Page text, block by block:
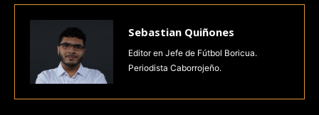
Sebastian Quiñones
Editor en Jefe de Fútbol Boricua.
Periodista Caborrojeño.